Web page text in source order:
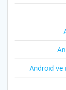
Android ve